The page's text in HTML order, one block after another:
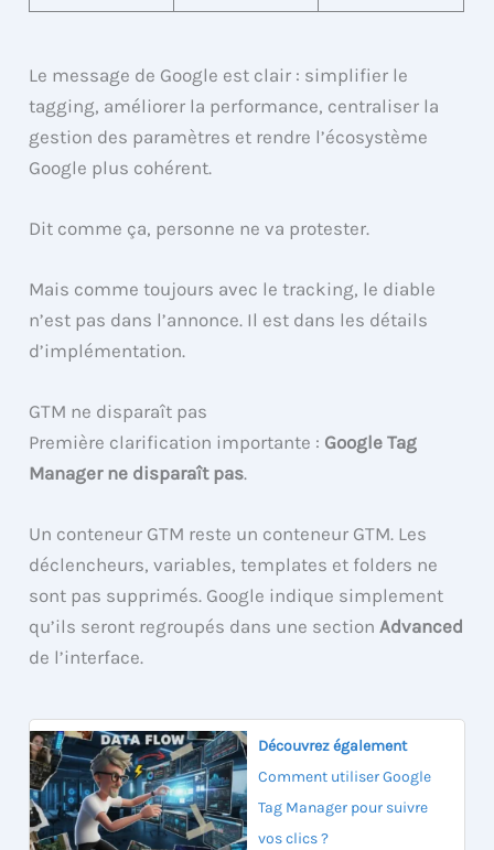
Le message de Google est clair : simplifier le
tagging, améliorer la performance, centraliser la
gestion des paramètres et rendre l’écosystème
Google plus cohérent.
Dit comme ça, personne ne va protester.
Mais comme toujours avec le tracking, le diable
n’est pas dans l’annonce. Il est dans les détails
d’implémentation.
GTM ne disparaît pas
Première clarification importante : Google Tag
Manager ne disparaît pas.
Un conteneur GTM reste un conteneur GTM. Les
déclencheurs, variables, templates et folders ne
sont pas supprimés. Google indique simplement
qu’ils seront regroupés dans une sectionAdvanced
de l’interface.
Découvrez également
Comment utiliser Google
Tag Manager pour suivre
vos clics ?